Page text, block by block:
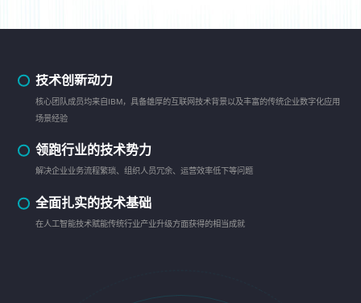
技术创新动力
核心团队成员均来自IBM，具备雄厚的互联网技术背景以及丰富的传统企业数字化应用
场景经验
领跑行业的技术势力
解决企业业务流程繁琐、组织人员冗余、运营效率低下等问题
全面扎实的技术基础
在人工智能技术赋能传统行业产业升级方面获得的相当成就